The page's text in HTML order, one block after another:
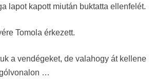
lapot kapott miután buktatta ellenfelét.
Tomola érkezett.
a vendégeket, de valahogy át kellene
…